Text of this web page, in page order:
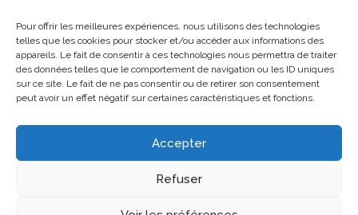
Pour offrir les meilleures expériences, nous utilisons des technologies
telles que les cookies pour stocker et/ou accéder aux informations des
appareils. Le fait de consentir à ces technologies nous permettra de traiter
des données telles que le comportement de navigation ou les ID uniques
sur ce site. Le fait de ne pas consentir ou de retirer son consentement
peut avoir un effet négatif sur certaines caractéristiques et fonctions.
Accepter
Refuser
Accessibilité
Mon Compte
Contact
Politique de cookies (UE)